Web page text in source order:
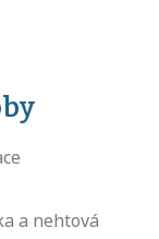
a nehtová